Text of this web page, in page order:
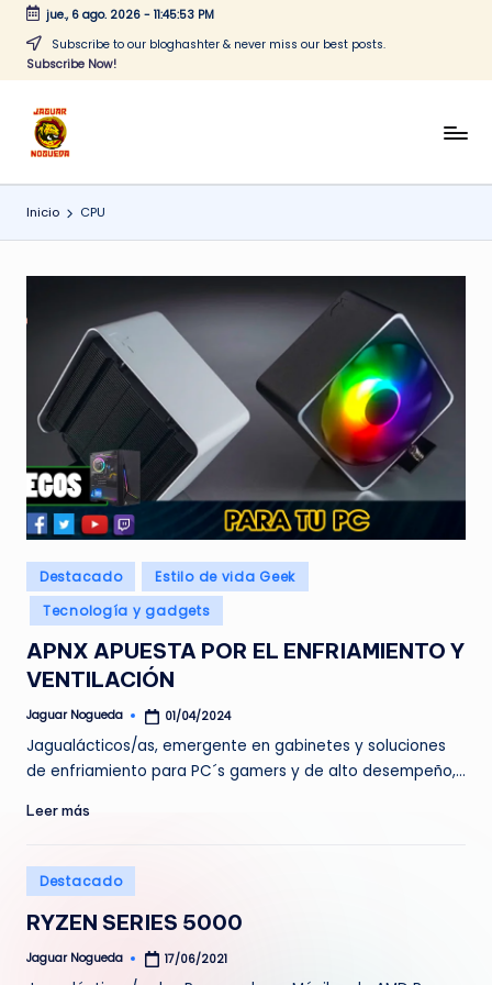
Saltar
jue., 6 ago. 2026- 11:45:53 PM
Subscribe to our bloghashter & never miss our best posts.
Subscribe Now!
J
a
g
r
o
g
u
e
d
a
CONTENIDO
Inicio CPU
Publicado
en
Destacado
Estilo de vida Geek
Tecnología y gadgets
APNX APUESTA POR EL ENFRIAMIENTO Y
VENTILACIÓN
Publicado
Jaguar Nogueda 01/04/2024
Jagualácticos/as, emergente en gabinetes y soluciones
de enfriamiento para PC´s gamers y de alto desempeño,…
Leer más
Publicado
en
Destacado
RYZEN SERIES 5000
Publicado
Jaguar Nogueda 17/06/2021